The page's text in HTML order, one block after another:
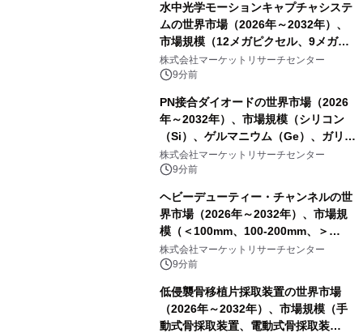
水中光学モーションキャプチャシステ
ムの世界市場（2026年～2032年）、
市場規模（12メガピクセル、9メガピ
クセル、4メガピクセル、2メガピクセ
ル、その他）・分析レポートを発表
株式会社マーケットリサーチセンター
9分前
PN接合ダイオードの世界市場（2026
年～2032年）、市場規模（シリコン
（Si）、ゲルマニウム（Ge）、ガリウ
ムヒ素（GaAs）、炭化ケイ素
（SiC）、窒化ガリウム（GaN））・
株式会社マーケットリサーチセンター
9分前
ヘビーデューティー・チャンネルの世
界市場（2026年～2032年）、市場規
模（＜100mm、100-200mm、＞
200mm）・分析レポートを発表
株式会社マーケットリサーチセンター
9分前
低侵襲骨移植片採取装置の世界市場
（2026年～2032年）、市場規模（手
動式骨採取装置、電動式骨採取装